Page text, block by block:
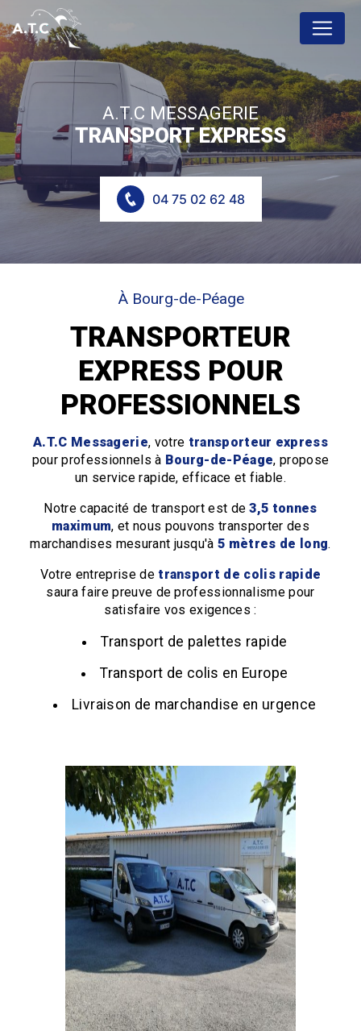
A.T.C MESSAGERIE
TRANSPORT EXPRESS
04 75 02 62 48
À Bourg-de-Péage
TRANSPORTEUR
EXPRESS POUR
PROFESSIONNELS
A.T.C Messagerie, votre transporteur express
pour professionnels à Bourg-de-Péage​, propose
un service rapide, efficace et fiable.
Notre capacité de transport est de 3,5 tonnes
maximum, et nous pouvons transporter des
marchandises mesurant jusqu'à 5 mètres de long.
Votre entreprise de transport de colis rapide
saura faire preuve de professionnalisme pour
satisfaire vos exigences :
Transport de palettes rapide
Transport de colis en Europe
Livraison de marchandise en urgence
Panneau de gestion des cookies